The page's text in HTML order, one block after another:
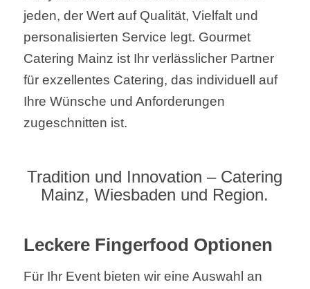
jeden, der Wert auf Qualität, Vielfalt und
personalisierten Service legt. Gourmet
Catering Mainz ist Ihr verlässlicher Partner
für exzellentes Catering, das individuell auf
Ihre Wünsche und Anforderungen
zugeschnitten ist.
Tradition und Innovation – Catering
Mainz, Wiesbaden und Region.
Leckere Fingerfood Optionen
Für Ihr Event bieten wir eine Auswahl an